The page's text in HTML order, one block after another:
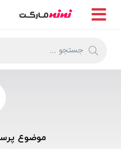
موضوع